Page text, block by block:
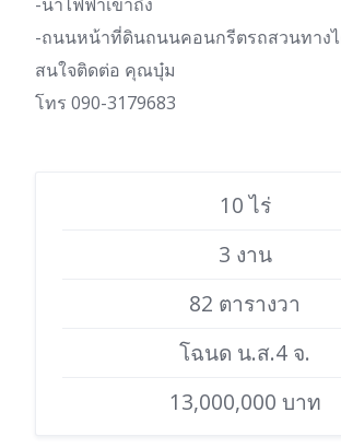
-ถนนหน้าที่ดินถนนคอนกรีตรถสวนทาง
สนใจติดต่อ คุณบุ๋ม
โทร 090-3179683
10 ไร่
3 งาน
82 ตารางวา
โฉนด น.ส.4 จ.
13,000,000 บาท